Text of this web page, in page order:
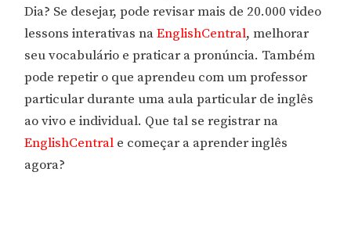
Dia? Se desejar, pode revisar mais de 20.000 video
lessons interativas naEnglishCentral, melhorar
seu vocabulário e praticar a pronúncia. Também
pode repetir o que aprendeu com um professor
particular durante uma aula particular de inglês
ao vivo e individual. Que tal se registrar na
EnglishCentral e começar a aprender inglês
agora?